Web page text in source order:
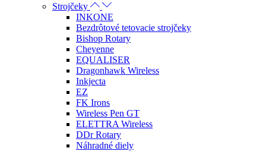
Strojčeky
INKONE
Bezdrôtové tetovacie strojčeky
Bishop Rotary
Cheyenne
EQUALISER
Dragonhawk Wireless
Inkjecta
EZ
FK Irons
Wireless Pen GT
ELETTRA Wireless
DDr Rotary
Náhradné diely